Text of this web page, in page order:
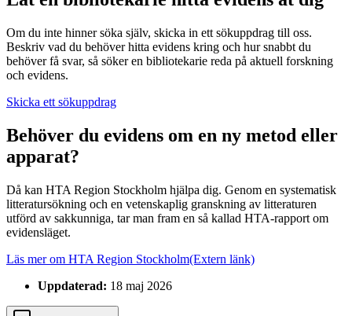
Om du inte hinner söka själv, skicka in ett sökuppdrag till oss.
Beskriv vad du behöver hitta evidens kring och hur snabbt du
behöver få svar, så söker en bibliotekarie reda på aktuell forskning
och evidens.
Skicka ett sökuppdrag
Behöver du evidens om en ny metod eller
apparat?
Då kan HTA Region Stockholm hjälpa dig. Genom en systematisk
litteratursökning och en vetenskaplig granskning av litteraturen
utförd av sakkunniga, tar man fram en så kallad HTA-rapport om
evidensläget.
Läs mer om HTA Region Stockholm(Extern länk)
Uppdaterad: 18 maj 2026